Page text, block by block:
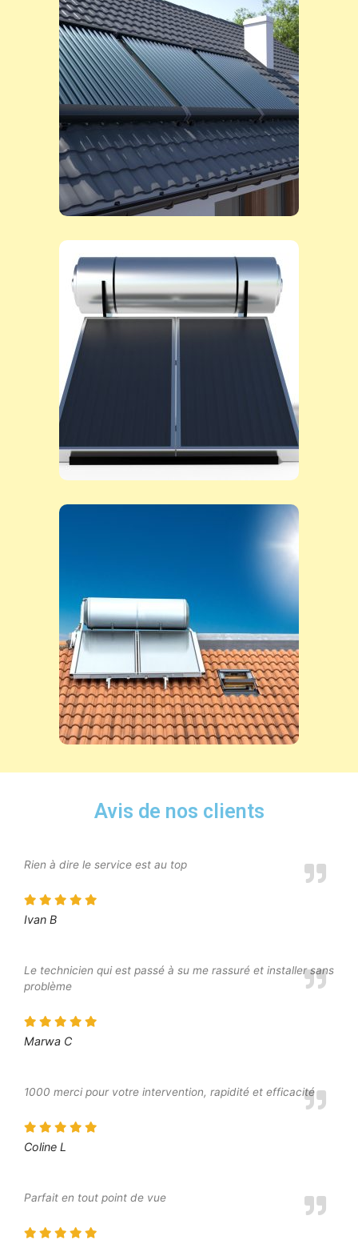
Avis de nos clients
Rien à dire le service est au top
Ivan B
Le technicien qui est passé à su me rassuré et installer sans
problème
Marwa C
1000 merci pour votre intervention, rapidité et efficacité
Coline L
Parfait en tout point de vue